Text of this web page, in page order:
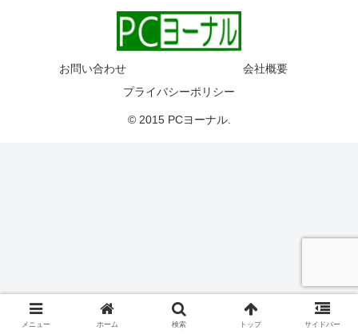
お問い合わせ
会社概要
プライバシーポリシー
© 2015 PCヨーナル.
メニュー ホーム 検索 トップ サイドバー